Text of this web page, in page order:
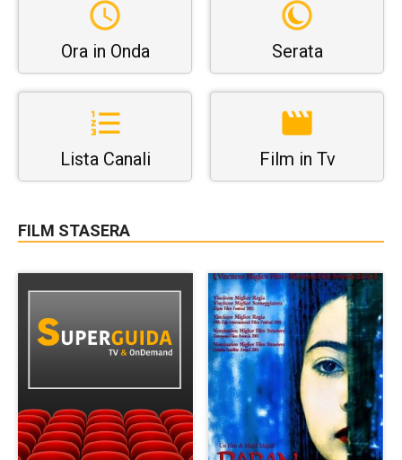
Ora in Onda Serata
Lista Canali Film in Tv
FILM STASERA